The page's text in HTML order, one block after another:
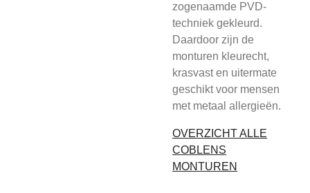
zogenaamde PVD-
techniek gekleurd.
Daardoor zijn de
monturen kleurecht,
krasvast en uitermate
geschikt voor mensen
met metaal allergieën.
OVERZICHT ALLE
COBLENS
MONTUREN